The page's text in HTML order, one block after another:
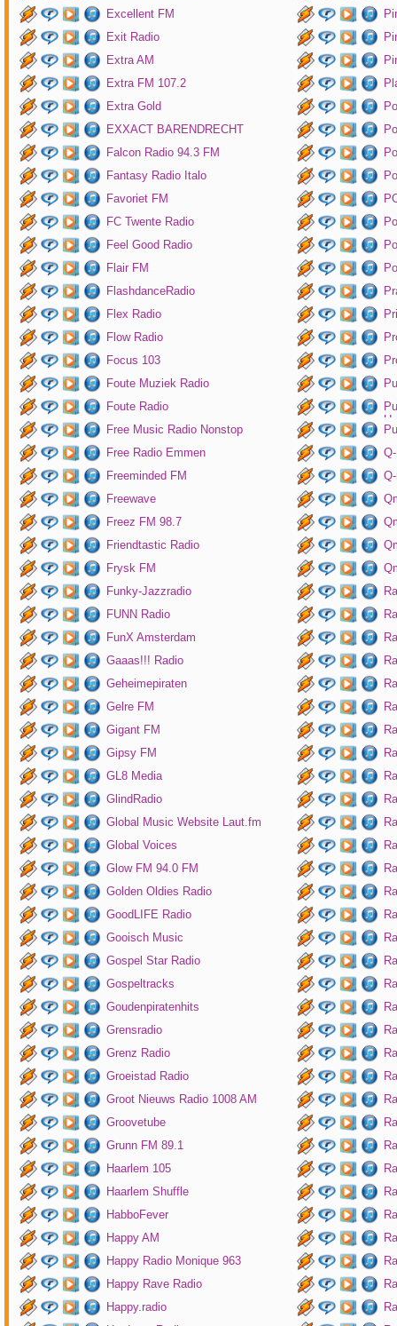
Excellent FM
Exit Radio
Extra AM
Extra FM 107.2
Extra Gold
EXXACT BARENDRECHT
Falcon Radio 94.3 FM
Fantasy Radio Italo
Favoriet FM
FC Twente Radio
Feel Good Radio
Flair FM
FlashdanceRadio
Flex Radio
Flow Radio
Focus 103
Foute Muziek Radio
Foute Radio
Free Music Radio Nonstop
Free Radio Emmen
Freeminded FM
Freewave
Freez FM 98.7
Friendtastic Radio
Frysk FM
Funky-Jazzradio
FUNN Radio
FunX Amsterdam
Gaaas!!! Radio
Geheimepiraten
Gelre FM
Gigant FM
Gipsy FM
GL8 Media
GlindRadio
Global Music Website Laut.fm
Global Voices
Glow FM 94.0 FM
Golden Oldies Radio
GoodLIFE Radio
Gooisch Music
Gospel Star Radio
Gospeltracks
Goudenpiratenhits
Grensradio
Grenz Radio
Groeistad Radio
Groot Nieuws Radio 1008 AM
Groovetube
Grunn FM 89.1
Haarlem 105
Haarlem Shuffle
HabboFever
Happy AM
Happy Radio Monique 963
Happy Rave Radio
Happy.radio